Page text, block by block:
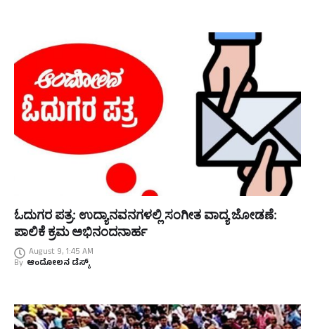
ಓದುಗರ ಪತ್ರ: ಉದ್ಯಾನವನಗಳಲ್ಲಿ ಸಂಗೀತ ವಾದ್ಯ ಜೋಡಣೆ:
ಪಾಲಿಕೆ ಕ್ರಮ ಅಭಿನಂದನಾರ್ಹ
August 9, 1:45 AM
By ಆಂದೋಲನ ಡೆಸ್ಕ್